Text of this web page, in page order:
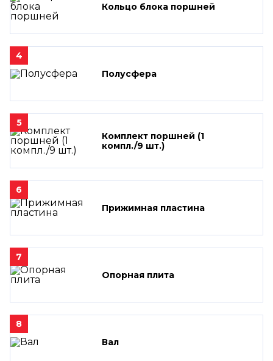
Кольцо блока поршней
4
Полусфера
5
Комплект поршней (1
компл./9 шт.)
6
Прижимная пластина
7
Опорная плита
8
Вал